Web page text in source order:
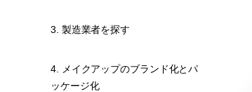
3. 製造業者を探す
4. メイクアップのブランド化とパ
ッケージ化